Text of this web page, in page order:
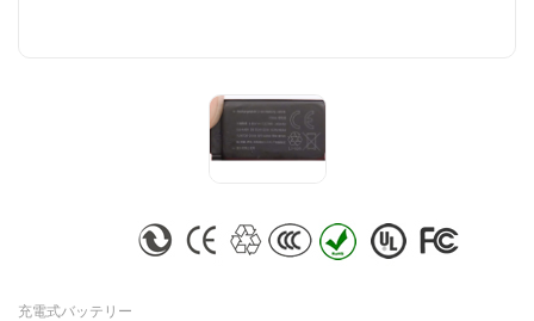
充電式バッテリー